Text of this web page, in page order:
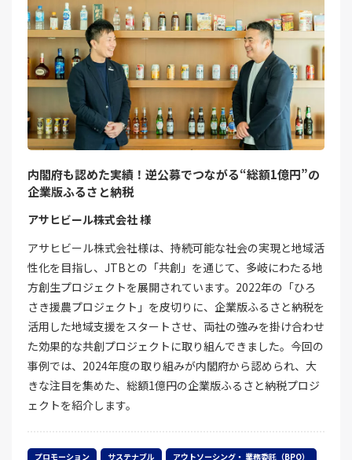
内閣府も認めた実績！逆公募でつながる“総額1億円”の
企業版ふるさと納税
アサヒビール株式会社 様
アサヒビール株式会社様は、持続可能な社会の実現と地域活
性化を目指し、JTBとの「共創」を通じて、多岐にわたる地
方創生プロジェクトを展開されています。2022年の「ひろ
さき援農プロジェクト」を皮切りに、企業版ふるさと納税を
活用した地域支援をスタートさせ、両社の強みを掛け合わせ
た効果的な共創プロジェクトに取り組んできました。今回の
事例では、2024年度の取り組みが内閣府から認められ、大
きな注目を集めた、総額1億円の企業版ふるさと納税プロジ
ェクトを紹介します。
プロモーション サステナブル
アウトソーシング・ 業務委託（BPO）